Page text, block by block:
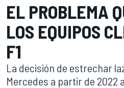
EL PROBLEMA
LOS EQUIPOS
F1
La decisión de estrechar
Mercedes a partir de 2022